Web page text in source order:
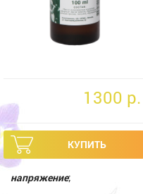
1300 p.
напряжение;